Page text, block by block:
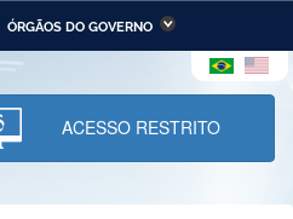
ÓRGÃOS DO GOVERNO
da Infraestrutura
da Ciência,
Inovações e
ACESSO RESTRITO